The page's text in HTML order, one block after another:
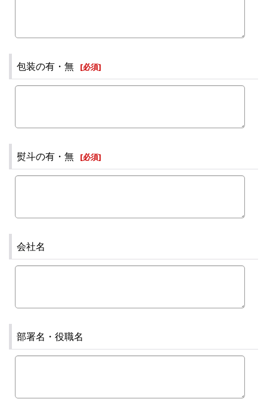
包装の有・無 [必須]
熨斗の有・無 [必須]
会社名
部署名・役職名